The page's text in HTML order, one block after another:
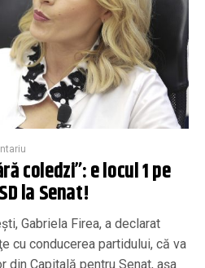
coledzi”: e locul 1 pe
la Senat!
Gabriela Firea, a declarat
cu conducerea partidului, că va
Capitală pentru Senat, aşa